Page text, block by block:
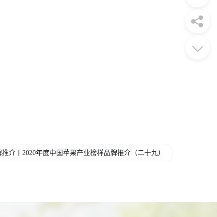
介丨2020年度中国苹果产业榜样品牌推介（二十九）